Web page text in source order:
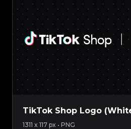
TikTok Shop Logo
1311 x 117 px • PNG